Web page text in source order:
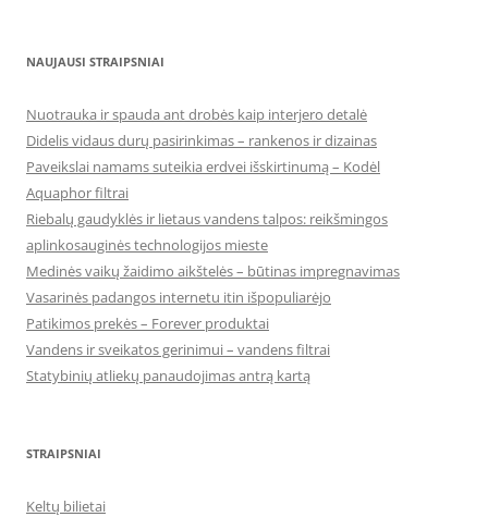
NAUJAUSI STRAIPSNIAI
Nuotrauka ir spauda ant drobės kaip interjero detalė
Didelis vidaus durų pasirinkimas – rankenos ir dizainas
Paveikslai namams suteikia erdvei išskirtinumą – Kodėl
Aquaphor filtrai
Riebalų gaudyklės ir lietaus vandens talpos: reikšmingos
aplinkosauginės technologijos mieste
Medinės vaikų žaidimo aikštelės – būtinas impregnavimas
Vasarinės padangos internetu itin išpopuliarėjo
Patikimos prekės – Forever produktai
Vandens ir sveikatos gerinimui – vandens filtrai
Statybinių atliekų panaudojimas antrą kartą
STRAIPSNIAI
Keltų bilietai